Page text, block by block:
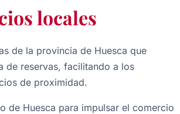
locales
de la provincia de Huesca que
de reservas, facilitando a los
de proximidad.
de Huesca para impulsar el comercio